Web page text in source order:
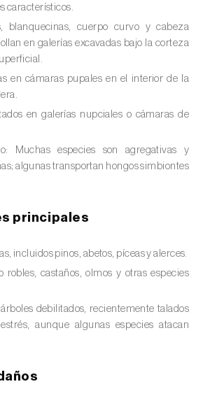
del abeto rojo (
Chrysodeixis chalcites
( Tortrix viridana
frutales (Archips rosana)
vesicatoria)
(
(
Mayetiola
la col (Ceutorhynchus
los nabos (Ceutorhynchus
característicos.
blanquecinas, cuerpo curvo y cabeza
en galerías excavadas bajo la corteza
en cámaras pupales en el interior de la
en galerías nupciales o cámaras de
Muchas especies son agregativas y
algunas transportan hongos simbiontes
principales
incluidos pinos, abetos, píceas y alerces.
robles, castaños, olmos y otras especies
debilitados, recientemente talados
aunque algunas especies atacan